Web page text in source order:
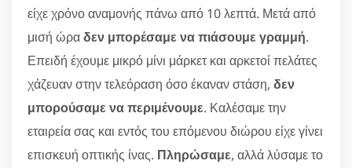
είχε χρόνο αναμονής πάνω από 10 λεπτά. Μετά από
μισή ώραδεν μπορέσαμε να πιάσουμε γραμμή.
Επειδή έχουμε μικρό μίνι μάρκετ και αρκετοί πελάτες
χάζευαν στην τελεόραση όσο έκαναν στάση, δεν
μπορούσαμε να περιμένουμε. Καλέσαμε την
εταιρεία σας και εντός του επόμενου διώρου είχε γίνει
επισκευή οπτικής ίνας. Πληρώσαμε, αλλά λύσαμε το